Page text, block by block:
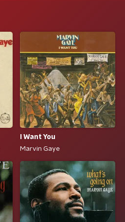
I Want You
Marvin Gaye